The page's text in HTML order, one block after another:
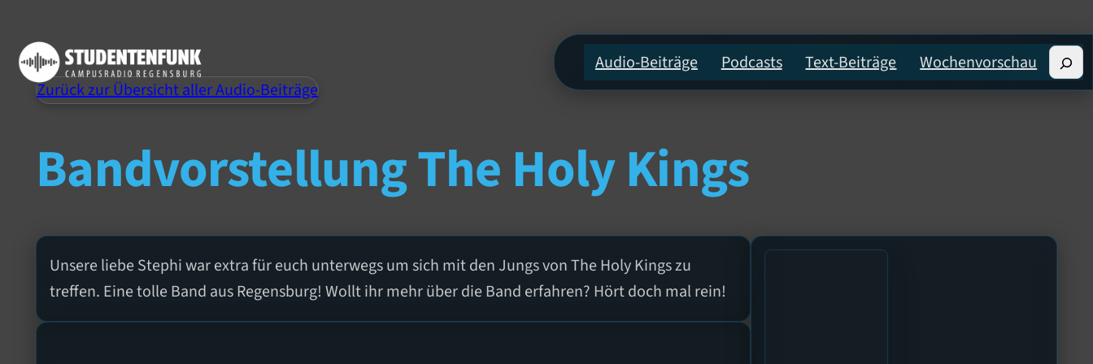
Audio-Beiträge Podcasts Text-Beiträge Wochenvorschau
Zurück zur Übersicht aller Audio-Beiträge
Bandvorstellung The Holy Kings
Unsere liebe Stephi war extra für euch unterwegs um sich mit den Jungs von The Holy Kings zu
treffen. Eine tolle Band aus Regensburg! Wollt ihr mehr über die Band erfahren? Hört doch mal rein!